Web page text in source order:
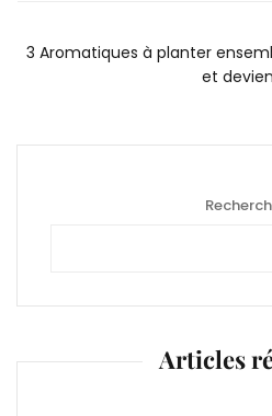
3 Aromatiques à planter
et
Articles